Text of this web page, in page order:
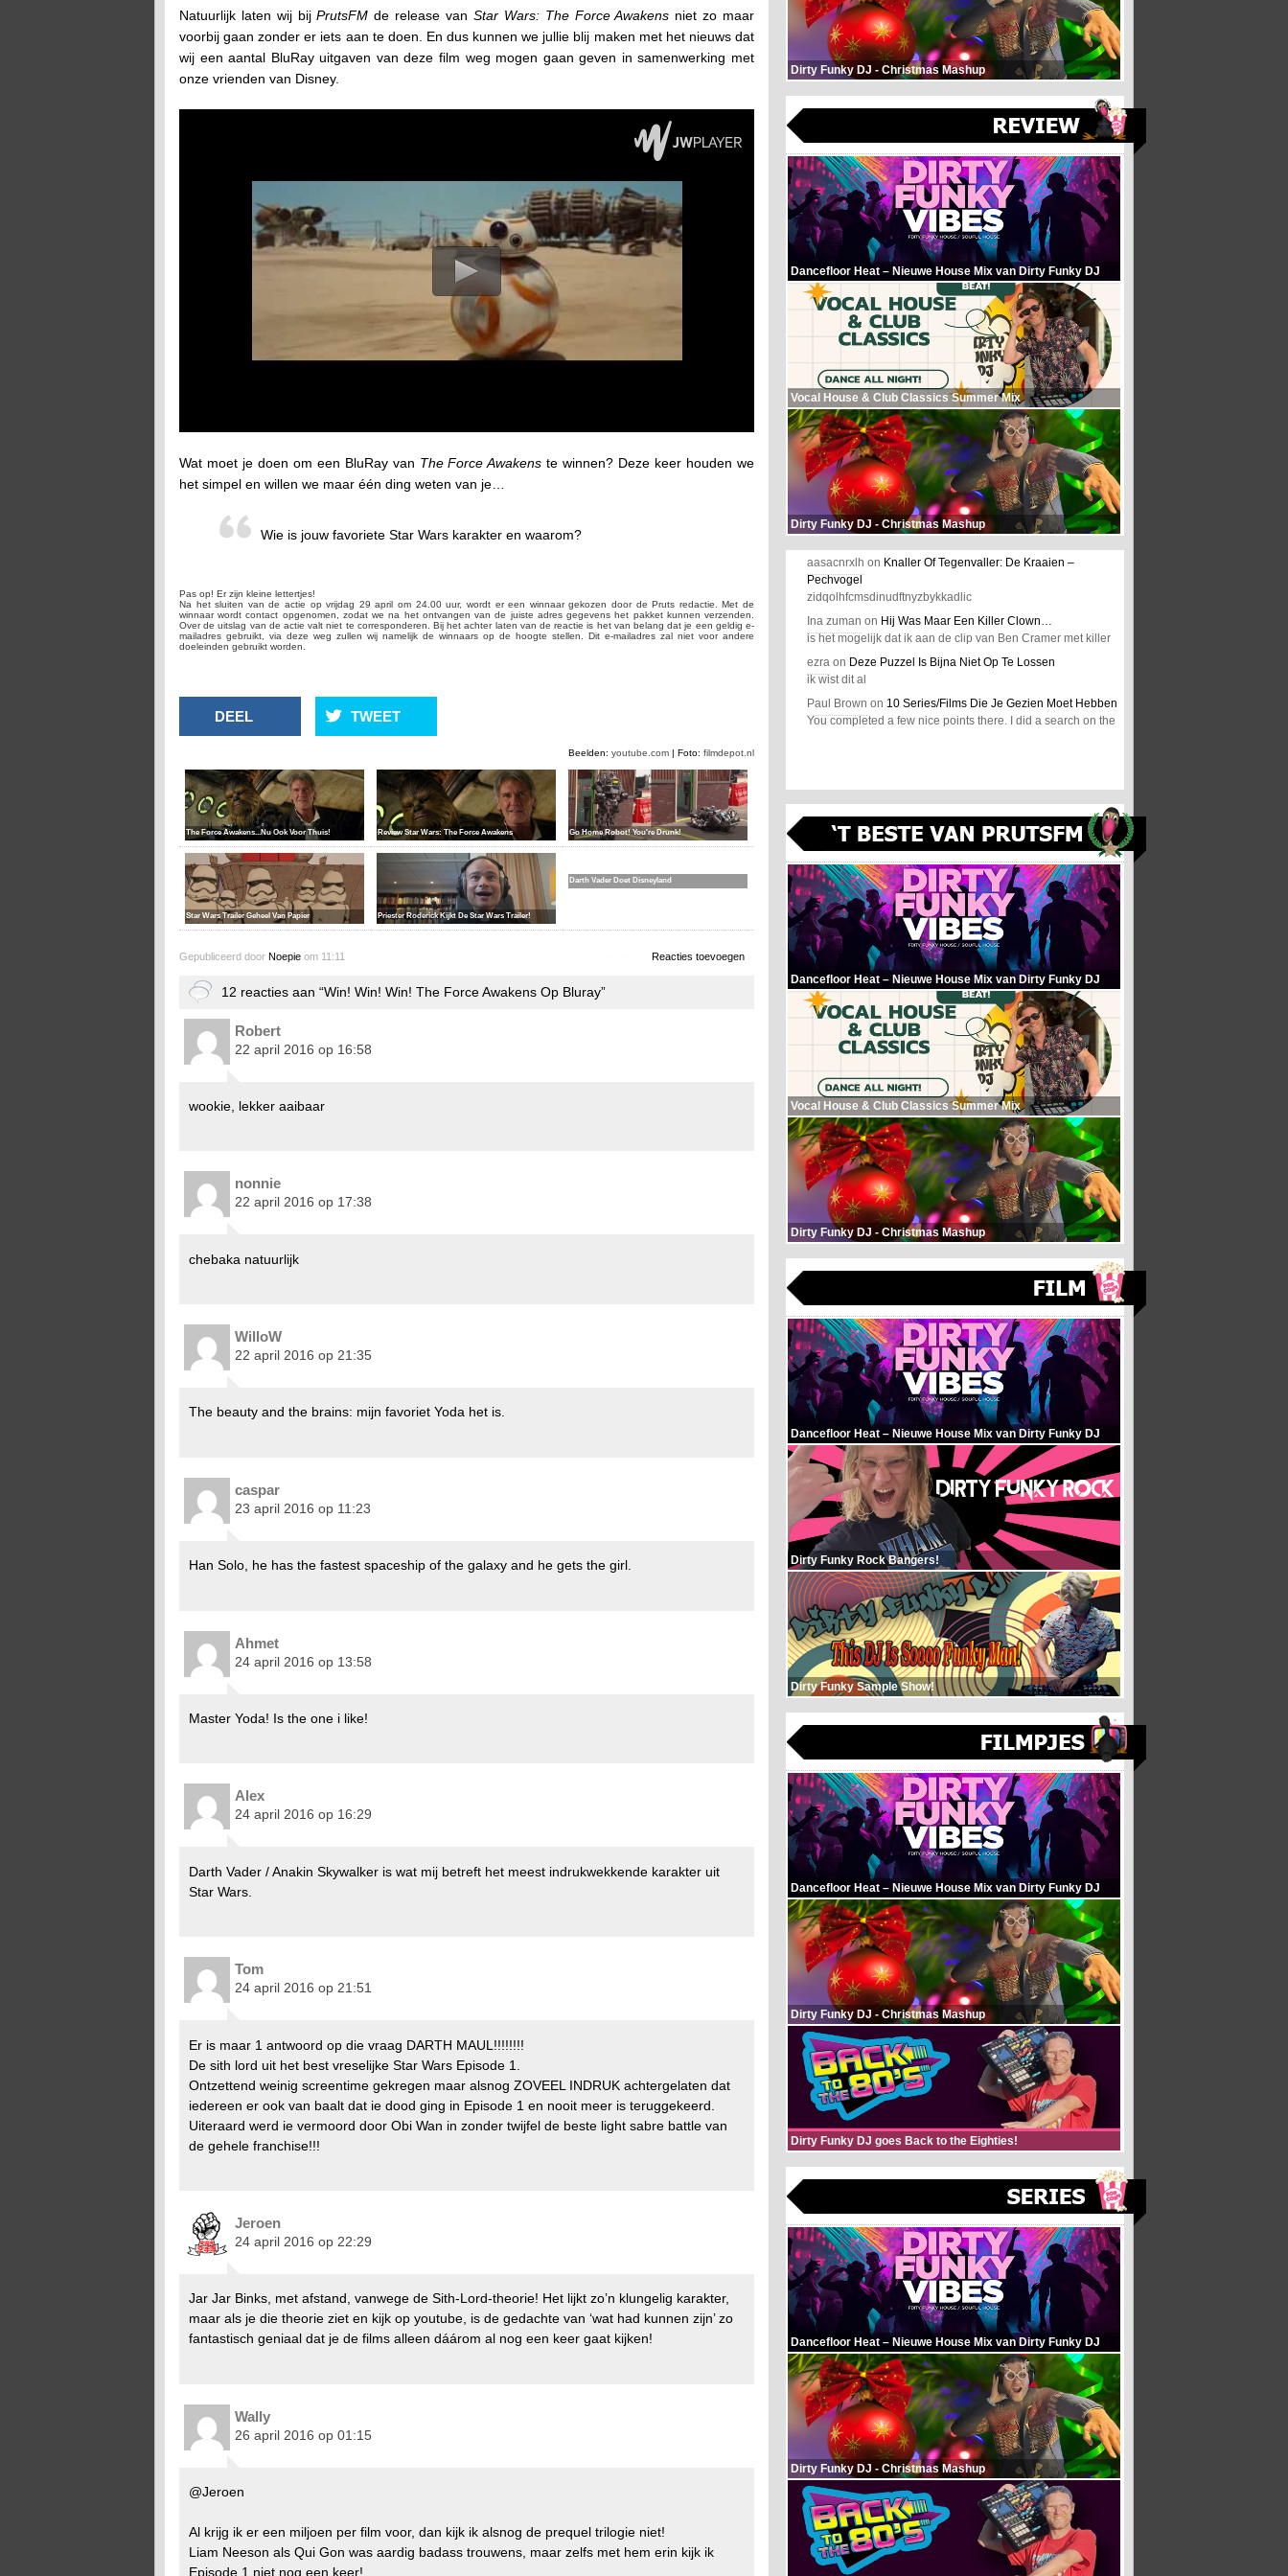
Natuurlijk laten wij bijPrutsFM de release van Star Wars: The Force Awakens niet zo maar
voorbij gaan zonder er iets aan te doen. En dus kunnen we jullie blij maken met het nieuws dat
wij een aantal BluRay uitgaven van deze film weg mogen gaan geven in samenwerking met
onze vrienden van Disney.
Wat moet je doen om een BluRay van The Force Awakens te winnen? Deze keer houden we
het simpel en willen we maar één ding weten van je…
Wie is jouw favoriete Star Wars karakter en waarom?
Pas op! Er zijn kleine lettertjes!
Na het sluiten van de actie op vrijdag 29 april om 24.00 uur, wordt er een winnaar gekozen door de Pruts redactie. Met de
winnaar wordt contact opgenomen, zodat we na het ontvangen van de juiste adres gegevens het pakket kunnen verzenden.
Over de uitslag van de actie valt niet te corresponderen. Bij het achter laten van de reactie is het van belang dat je een geldig e-
mailadres gebruikt, via deze weg zullen wij namelijk de winnaars op de hoogte stellen. Dit e-mailadres zal niet voor andere
doeleinden gebruikt worden.
DEEL TWEET
Beelden: youtube.com | Foto: filmdepot.nl
The Force Awakens...Nu Ook Voor Thuis! Review Star Wars: The Force Awakens Go Home Robot! You're Drunk!
Star Wars Trailer Geheel Van Papier Priester Roderick Kijkt De Star Wars Trailer!
Darth Vader Doet Disneyland
Gepubliceerd door Noepie om 11:11 Reacties toevoegen
12 reacties aan “Win! Win! Win! The Force Awakens Op Bluray”
Robert
22 april 2016 op 16:58
wookie, lekker aaibaar
nonnie
22 april 2016 op 17:38
chebaka natuurlijk
WilloW
22 april 2016 op 21:35
The beauty and the brains: mijn favoriet Yoda het is.
caspar
23 april 2016 op 11:23
Han Solo, he has the fastest spaceship of the galaxy and he gets the girl.
Ahmet
24 april 2016 op 13:58
Master Yoda! Is the one i like!
Alex
24 april 2016 op 16:29
Darth Vader / Anakin Skywalker is wat mij betreft het meest indrukwekkende karakter uit
Star Wars.
Tom
24 april 2016 op 21:51
Er is maar 1 antwoord op die vraag DARTH MAUL!!!!!!!!
De sith lord uit het best vreselijke Star Wars Episode 1.
Ontzettend weinig screentime gekregen maar alsnog ZOVEEL INDRUK achtergelaten dat
iedereen er ook van baalt dat ie dood ging in Episode 1 en nooit meer is teruggekeerd.
Uiteraard werd ie vermoord door Obi Wan in zonder twijfel de beste light sabre battle van
de gehele franchise!!!
Jeroen
24 april 2016 op 22:29
Jar Jar Binks, met afstand, vanwege de Sith-Lord-theorie! Het lijkt zo’n klungelig karakter,
maar als je die theorie ziet en kijk op youtube, is de gedachte van ‘wat had kunnen zijn’ zo
fantastisch geniaal dat je de films alleen dáárom al nog een keer gaat kijken!
Wally
26 april 2016 op 01:15
@Jeroen
Al krijg ik er een miljoen per film voor, dan kijk ik alsnog de prequel trilogie niet!
Liam Neeson als Qui Gon was aardig badass trouwens, maar zelfs met hem erin kijk ik
Episode 1 niet nog een keer!
Dirty Funky DJ - Christmas Mashup
Dancefloor Heat – Nieuwe House Mix van Dirty Funky DJ
Vocal House & Club Classics Summer Mix
Dirty Funky DJ - Christmas Mashup
aasacnrxlh on Knaller Of Tegenvaller: De Kraaien –
Pechvogel
zidqolhfcmsdinudftnyzbykkadlic
Ina zuman on Hij Was Maar Een Killer Clown…
is het mogelijk dat ik aan de clip van Ben Cramer met killer
ezra on Deze Puzzel Is Bijna Niet Op Te Lossen
ik wist dit al
Paul Brown on 10 Series/Films Die Je Gezien Moet Hebben
You completed a few nice points there. I did a search on the
Dancefloor Heat – Nieuwe House Mix van Dirty Funky DJ
Vocal House & Club Classics Summer Mix
Dirty Funky DJ - Christmas Mashup
Dancefloor Heat – Nieuwe House Mix van Dirty Funky DJ
Dirty Funky Rock Bangers!
Dirty Funky Sample Show!
Dancefloor Heat – Nieuwe House Mix van Dirty Funky DJ
Dirty Funky DJ - Christmas Mashup
Dirty Funky DJ goes Back to the Eighties!
Dancefloor Heat – Nieuwe House Mix van Dirty Funky DJ
Dirty Funky DJ - Christmas Mashup